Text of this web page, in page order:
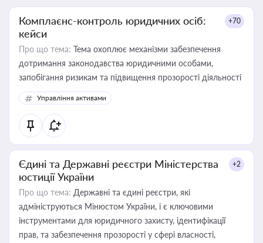
Комплаєнс-контроль юридичних осіб:
кейси
+70
Про що тема: Тема охоплює механізми забезпечення
дотримання законодавства юридичними особами,
запобігання ризикам та підвищення прозорості діяльності
Управління активами
Єдині та Державні реєстри Міністерства
юстиції України
+2
Про що тема: Державні та єдині реєстри, які
адмініструються Мінюстом України, і є ключовими
інструментами для юридичного захисту, ідентифікації
прав, та забезпечення прозорості у сфері власності,